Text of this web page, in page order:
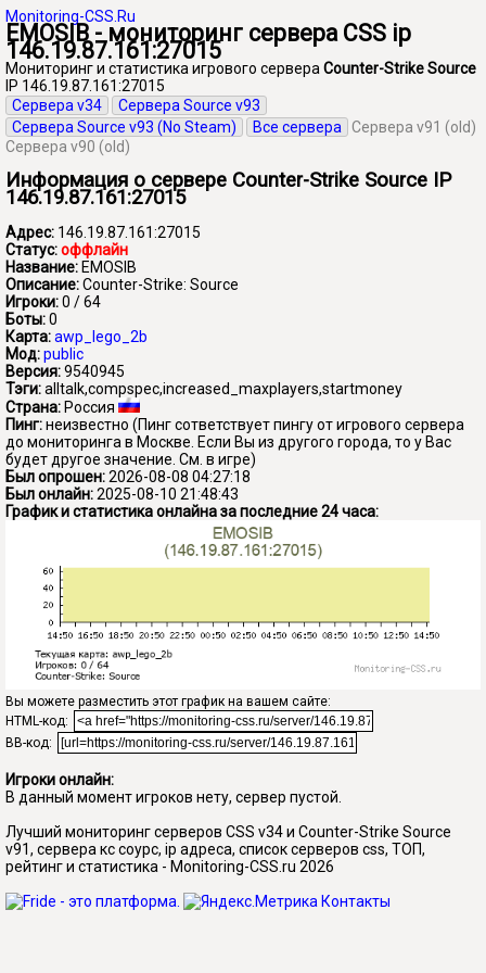
Monitoring-CSS.Ru
EMOSIB - мониторинг сервера CSS ip
146.19.87.161:27015
Мониторинг и статистика игрового сервера Counter-Strike Source
IP 146.19.87.161:27015
Сервера v34
Сервера Source v93
Сервера Source v93 (No Steam)
Все сервера
Сервера v91 (old)
Сервера v90 (old)
Информация о сервере Counter-Strike Source IP
146.19.87.161:27015
Адрес: 146.19.87.161:27015
Статус:оффлайн
Название: EMOSIB
Описание:Counter-Strike: Source
Игроки:0 / 64
Боты:0
Карта:awp_lego_2b
Мод:public
Версия:9540945
Тэги:alltalk,compspec,increased_maxplayers,startmoney
Страна: Россия
Пинг:неизвестно (Пинг сответствует пингу от игрового сервера
до мониторинга в Москве. Если Вы из другого города, то у Вас
будет другое значение. См. в игре)
Был опрошен:2026-08-08 04:27:18
Был онлайн:2025-08-10 21:48:43
График и статистика онлайна за последние 24 часа:
Вы можете разместить этот график на вашем сайте:
HTML-код:
BB-код:
Игроки онлайн:
В данный момент игроков нету, сервер пустой.
Лучший мониторинг серверов CSS v34 и Counter-Strike Source
v91, сервера кс соурс, ip адреса, список серверов css, ТОП,
рейтинг и статистика - Monitoring-CSS.ru 2026
Контакты